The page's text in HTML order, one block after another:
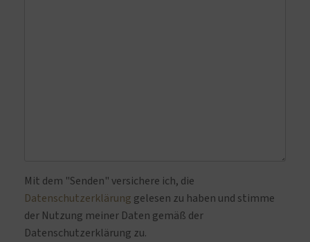
Bitte lasse dieses Feld leer.
Mit dem "Senden" versichere ich, die
Datenschutzerklärung gelesen zu haben und stimme
der Nutzung meiner Daten gemäß der
Datenschutzerklärung zu.